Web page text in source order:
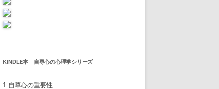
KINDLE本 自尊心の心理学シリーズ
1.自尊心の重要性